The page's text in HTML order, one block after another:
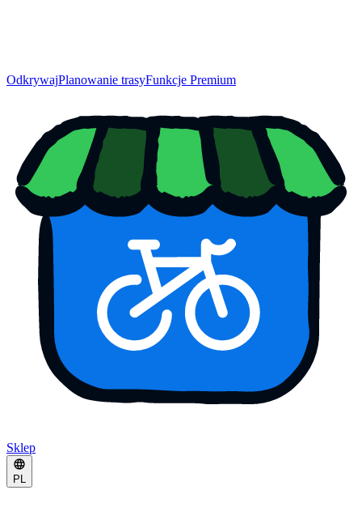
OdkrywajPlanowanie trasyFunkcje Premium
Sklep
PL